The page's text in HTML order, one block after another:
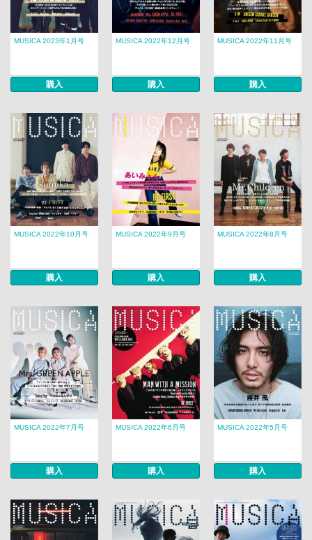
MUSICA 2023年1月号
購入
MUSICA 2022年12月号
購入
MUSICA 2022年11月号
購入
MUSICA 2022年10月号
購入
MUSICA 2022年9月号
購入
MUSICA 2022年8月号
購入
MUSICA 2022年7月号
購入
MUSICA 2022年6月号
購入
MUSICA 2022年5月号
購入